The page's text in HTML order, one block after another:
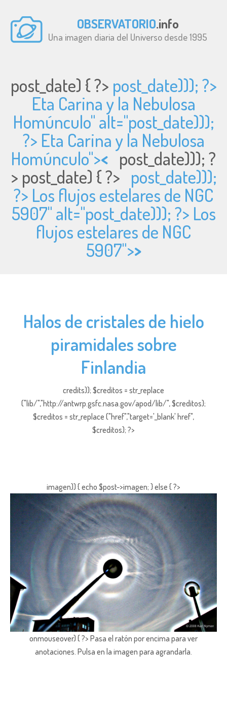
OBSERVATORIO.info
Una imagen diaria del Universo desde 1995
post_date) { ?> post_date))); ?>
Eta Carina y la Nebulosa
Homúnculo" alt="post_date)));
?> Eta Carina y la Nebulosa
Homúnculo">< post_date))); ?
> post_date) { ?> post_date)));
?> Los flujos estelares de NGC
5907" alt="post_date))); ?> Los
flujos estelares de NGC
5907">>
Halos de cristales de hielo
piramidales sobre
Finlandia
credits)); $creditos = str_replace
("lib/","http://antwrp.gsfc.nasa.gov/apod/lib/", $creditos);
$creditos = str_replace ("href","target='_blank' href",
$creditos); ?>
imagen)) { echo $post->imagen; } else { ?>
onmouseover) { ?> Pasa el ratón por encima para ver
anotaciones. Pulsa en la imagen para agrandarla.